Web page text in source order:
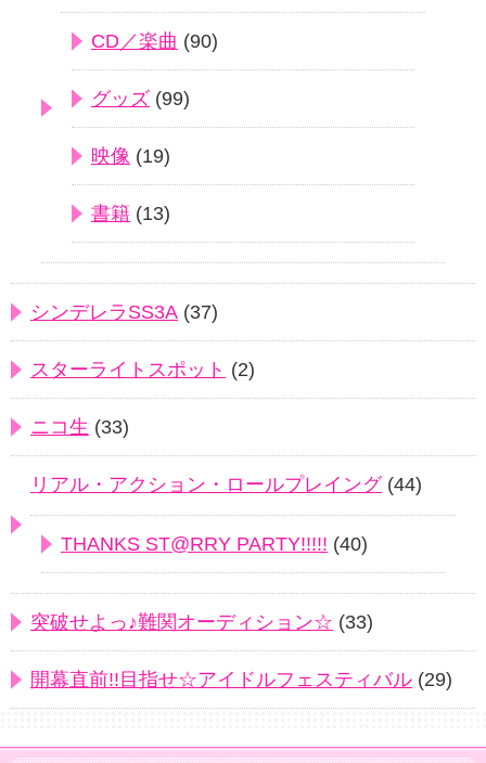
CD／楽曲 (90)
グッズ (99)
映像 (19)
書籍 (13)
シンデレラSS3A (37)
スターライトスポット (2)
ニコ生 (33)
リアル・アクション・ロールプレイング(44)
THANKS ST@RRY PARTY!!!!! (40)
突破せよっ♪難関オーディション☆ (33)
開幕直前!!目指せ☆アイドルフェスティバル (29)